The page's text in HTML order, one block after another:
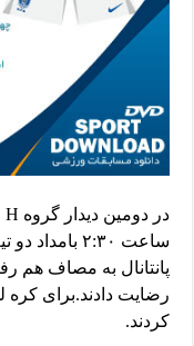
ساعت ۲:۳۰
رضایت دادند.برای
کردند.